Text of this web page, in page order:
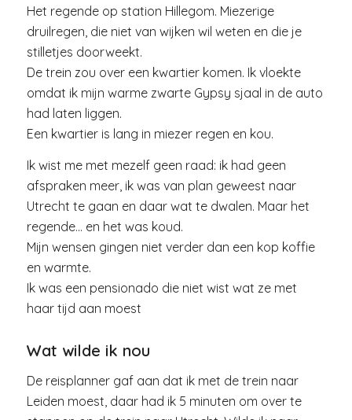
Het regende op station Hillegom. Miezerige
druilregen, die niet van wijken wil weten en die je
stilletjes doorweekt.
De trein zou over een kwartier komen. Ik vloekte
omdat ik mijn warme zwarte Gypsy sjaal in de auto
had laten liggen.
Een kwartier is lang in miezer regen en kou.
Ik wist me met mezelf geen raad: ik had geen
afspraken meer, ik was van plan geweest naar
Utrecht te gaan en daar wat te dwalen. Maar het
regende… en het was koud.
Mijn wensen gingen niet verder dan een kop koffie
en warmte.
Ik was een pensionado die niet wist wat ze met
haar tijd aan moest
Wat wilde ik nou
De reisplanner gaf aan dat ik met de trein naar
Leiden moest, daar had ik 5 minuten om over te